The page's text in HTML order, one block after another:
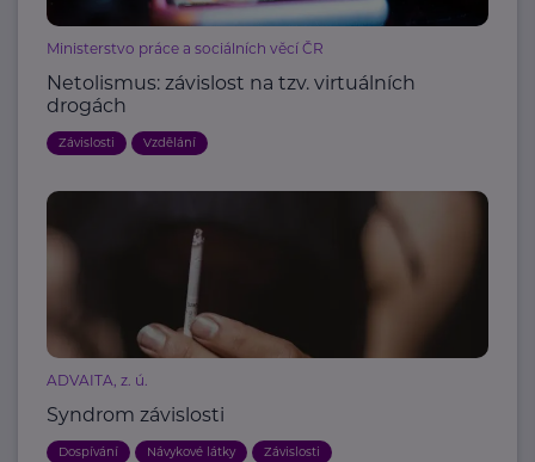
Ministerstvo práce a sociálních věcí ČR
Netolismus: závislost na tzv. virtuálních
drogách
Závislosti Vzdělání
ADVAITA, z. ú.
Syndrom závislosti
Dospívání Návykové látky Závislosti